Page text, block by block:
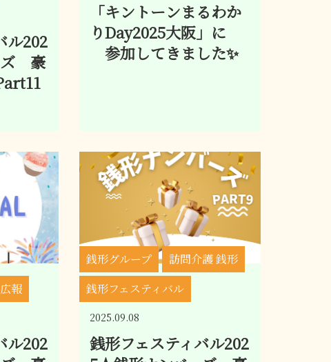
ル202
ズ 豪
「キントーンまるわか
りDay2025大阪」に
参加してきました✨
ル202
広報
銭形フェスティバル202
2025.09.08
銭形グループ
訪問介護 銭形
銭形フェスティバル